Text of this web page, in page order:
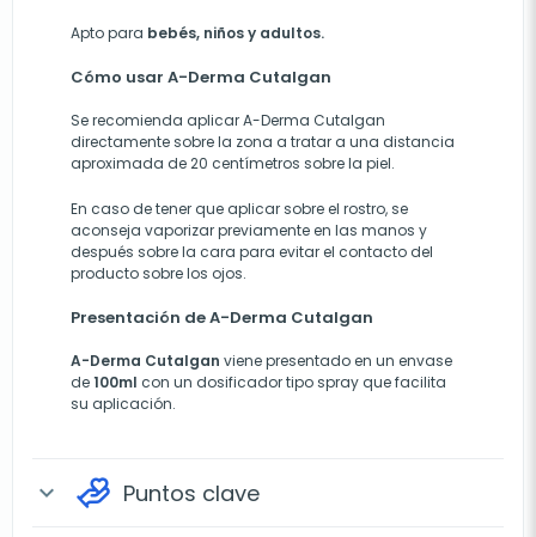
Apto para bebés, niños y adultos.
Cómo usar A-Derma Cutalgan
Se recomienda aplicar A-Derma Cutalgan
directamente sobre la zona a tratar a una distancia
aproximada de 20 centímetros sobre la piel.
En caso de tener que aplicar sobre el rostro, se
aconseja vaporizar previamente en las manos y
después sobre la cara para evitar el contacto del
producto sobre los ojos.
Presentación de A-Derma Cutalgan
A-Derma Cutalgan viene presentado en un envase
de100ml con un dosificador tipo spray que facilita
su aplicación.
expand_more Puntos clave